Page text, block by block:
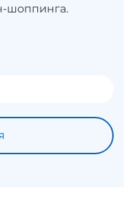
шоппинга.